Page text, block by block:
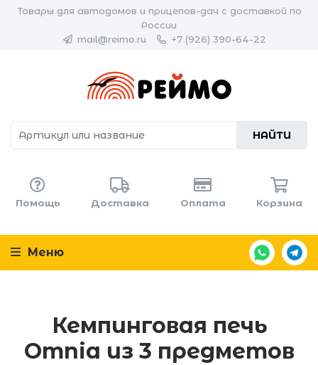
Товары для автодомов и прицепов-дач с доставкой по
России
mail@reimo.ru
+7 (926) 390-64-22
НАЙТИ
Помощь Доставка Оплата Корзина
Меню
Кемпинговая печь
Omnia из 3 предметов